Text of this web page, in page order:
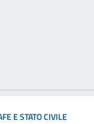
E STATO CIVILE